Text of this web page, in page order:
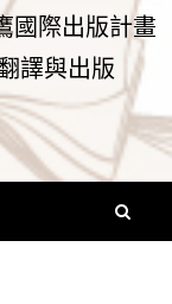
國際出版計畫
譯與出版